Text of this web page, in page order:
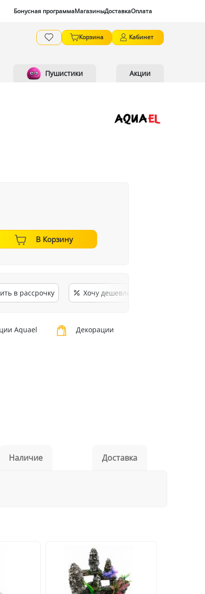
Бонусная программаМагазиныДоставкаОплата
Корзина Кабинет
Пушистики Акции
В Корзину
в рассрочку Хочу дешевле
Aquael Декорации
Наличие Доставка